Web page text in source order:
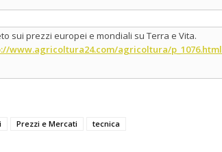
sui prezzi europei e mondiali su Terra e Vita.
www.agricoltura24.com/agricoltura/p_1076.html
Prezzi e Mercati tecnica